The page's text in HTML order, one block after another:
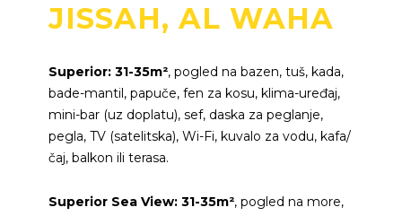
JISSAH, AL WAHA
Superior: 31-35m², pogled na bazen, tuš, kada,
bade-mantil, papuče, fen za kosu, klima-uređaj,
mini-bar (uz doplatu), sef, daska za peglanje,
pegla, TV (satelitska), Wi-Fi, kuvalo za vodu, kafa/
čaj, balkon ili terasa.
Superior Sea View: 31-35m², pogled na more,